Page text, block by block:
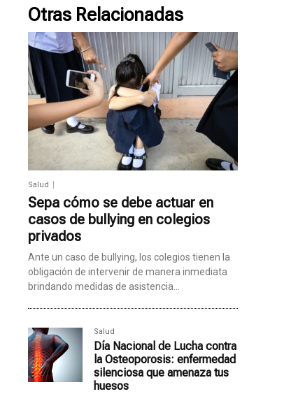
Otras Relacionadas
Salud
Sepa cómo se debe actuar en
casos de bullying en colegios
privados
Ante un caso de bullying, los colegios tienen la
obligación de intervenir de manera inmediata
brindando medidas de asistencia...
Salud
Día Nacional de Lucha contra
la Osteoporosis: enfermedad
silenciosa que amenaza tus
huesos